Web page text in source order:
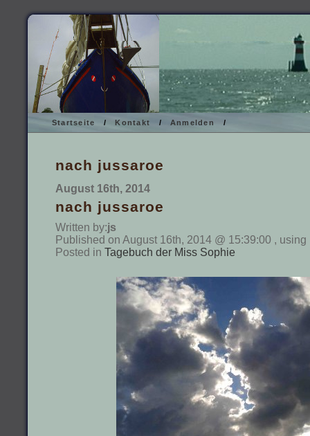
Startseite / Kontakt / Anmelden /
nach jussaroe
August 16th, 2014
nach jussaroe
Written by:js
Published on August 16th, 2014 @ 15:39:00 , using
Posted in Tagebuch der Miss Sophie